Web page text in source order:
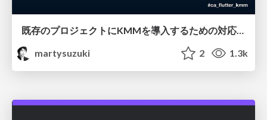
既存のプロジェクトにKMMを導入するための対応策
martysuzuki
2 1.3k